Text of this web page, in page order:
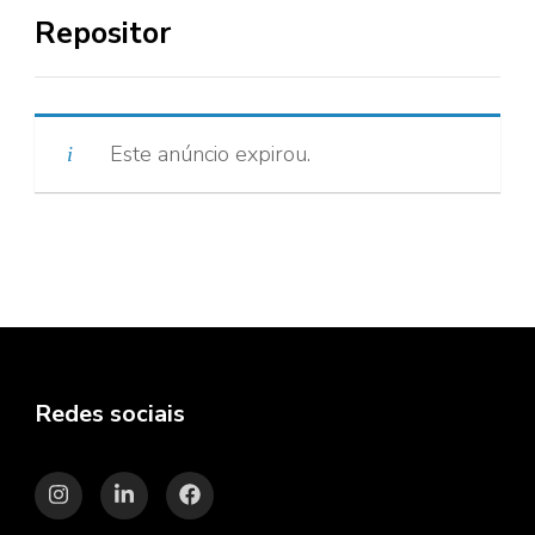
Repositor
Este anúncio expirou.
Redes sociais